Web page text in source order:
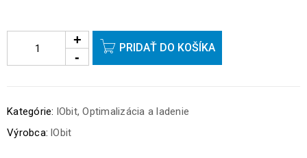
PRIDAŤ DO KOŠÍKA
Kategórie: IObit,Optimalizácia a ladenie
Výrobca: IObit